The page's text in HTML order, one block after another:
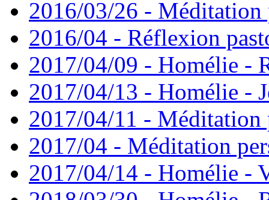
2016/03/26 - Méditation
2016/04 - Réflexion
2017/04/09 - Homélie -
2017/04/13 - Homélie -
2017/04/11 -
2017/04 - Méditation
2017/04/14 - Homélie -